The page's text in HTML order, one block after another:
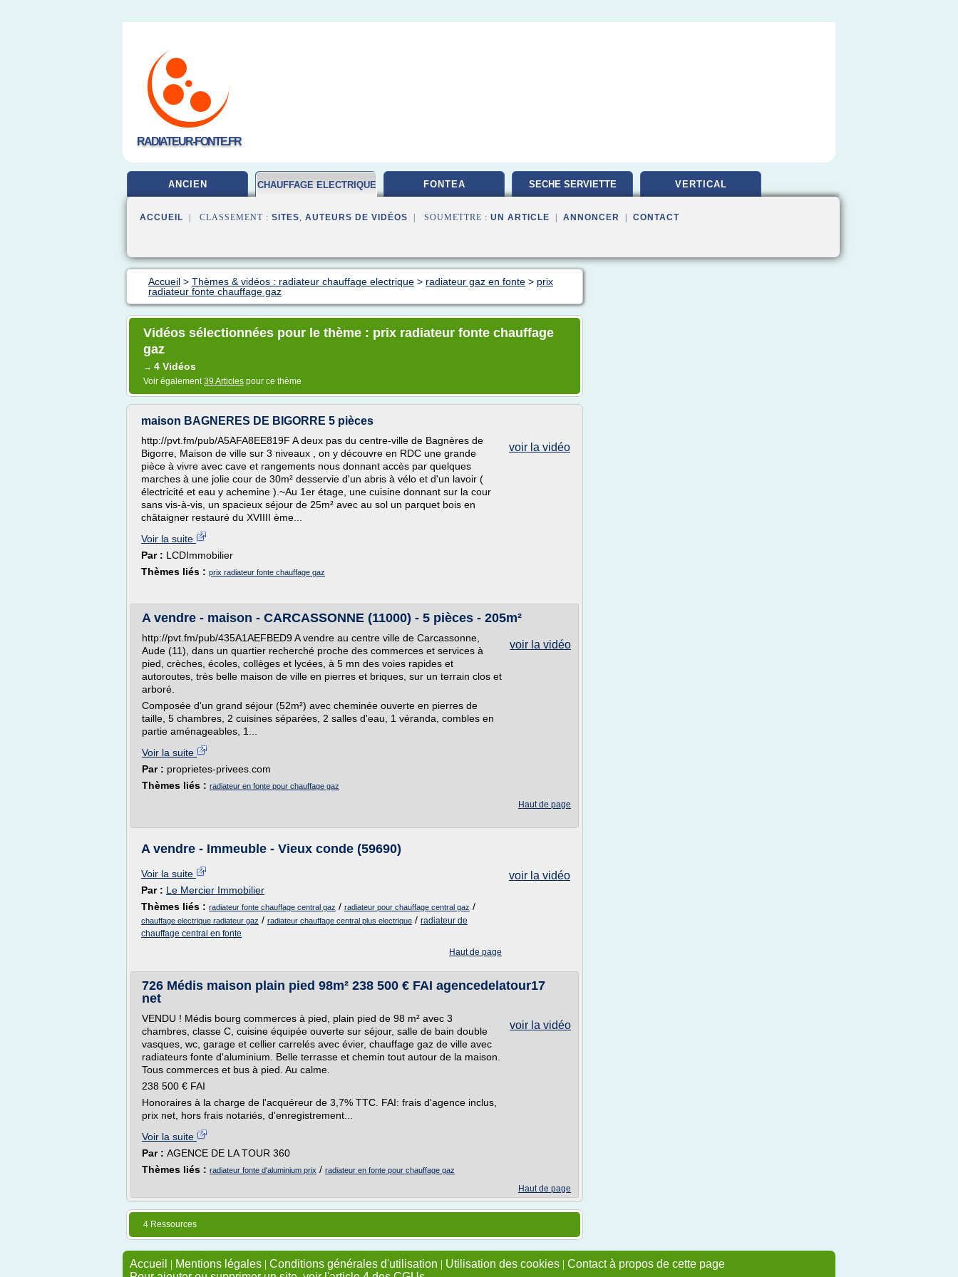
RADIATEUR-FONTE.FR
ANCIEN CHAUFFAGE ELECTRIQUE FONTEA SECHE SERVIETTE VERTICAL
ACCUEIL | CLASSEMENT : SITES, AUTEURS DE VIDÉOS | SOUMETTRE : UN ARTICLE ANNONCER CONTACT
Accueil > Thèmes & vidéos : radiateur chauffage electrique > radiateur gaz en fonte > prix
radiateur fonte chauffage gaz
Vidéos sélectionnées pour le thème : prix radiateur fonte chauffage
gaz
→ 4 Vidéos
Voir également39 Articles pour ce thème
maison BAGNERES DE BIGORRE 5 pièces
voir la vidéo
http://pvt.fm/pub/A5AFA8EE819F A deux pas du centre-ville de Bagnères de
Bigorre, Maison de ville sur 3 niveaux , on y découvre en RDC une grande
pièce à vivre avec cave et rangements nous donnant accès par quelques
marches à une jolie cour de 30m² desservie d'un abris à vélo et d'un lavoir (
électricité et eau y achemine ).~Au 1er étage, une cuisine donnant sur la cour
sans vis-à-vis, un spacieux séjour de 25m² avec au sol un parquet bois en
châtaigner restauré du XVIIII ème...
Voir la suite
Par : LCDImmobilier
Thèmes liés : prix radiateur fonte chauffage gaz
A vendre - maison - CARCASSONNE (11000) - 5 pièces - 205m²
voir la vidéo
http://pvt.fm/pub/435A1AEFBED9 A vendre au centre ville de Carcassonne,
Aude (11), dans un quartier recherché proche des commerces et services à
pied, crèches, écoles, collèges et lycées, à 5 mn des voies rapides et
autoroutes, très belle maison de ville en pierres et briques, sur un terrain clos et
arboré.
Composée d'un grand séjour (52m²) avec cheminée ouverte en pierres de
taille, 5 chambres, 2 cuisines séparées, 2 salles d'eau, 1 véranda, combles en
partie aménageables, 1...
Voir la suite
Par : proprietes-privees.com
Thèmes liés : radiateur en fonte pour chauffage gaz
Haut de page
A vendre - Immeuble - Vieux conde (59690)
voir la vidéo
Voir la suite
Par : Le Mercier Immobilier
Thèmes liés : radiateur fonte chauffage central gaz / radiateur pour chauffage central gaz /
chauffage electrique radiateur gaz / radiateur chauffage central plus electrique / radiateur de
chauffage central en fonte
Haut de page
726 Médis maison plain pied 98m² 238 500 € FAI agencedelatour17
net
voir la vidéo
VENDU ! Médis bourg commerces à pied, plain pied de 98 m² avec 3
chambres, classe C, cuisine équipée ouverte sur séjour, salle de bain double
vasques, wc, garage et cellier carrelés avec évier, chauffage gaz de ville avec
radiateurs fonte d'aluminium. Belle terrasse et chemin tout autour de la maison.
Tous commerces et bus à pied. Au calme.
238 500 € FAI
Honoraires à la charge de l'acquéreur de 3,7% TTC. FAI: frais d'agence inclus,
prix net, hors frais notariés, d'enregistrement...
Voir la suite
Par : AGENCE DE LA TOUR 360
Thèmes liés : radiateur fonte d'aluminium prix / radiateur en fonte pour chauffage gaz
Haut de page
4 Ressources
Accueil | Mentions légales | Conditions générales d'utilisation | Utilisation des cookies | Contact à propos de cette page